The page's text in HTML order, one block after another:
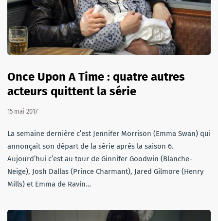
Once Upon A Time : quatre autres
acteurs quittent la série
15 mai 2017
La semaine dernière c’est Jennifer Morrison (Emma Swan) qui
annonçait son départ de la série après la saison 6.
Aujourd’hui c’est au tour de Ginnifer Goodwin (Blanche-
Neige), Josh Dallas (Prince Charmant), Jared Gilmore (Henry
Mills) et Emma de Ravin…